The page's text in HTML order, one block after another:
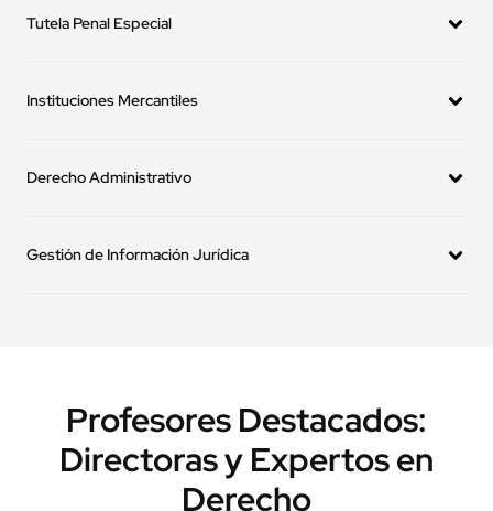
Teoría Economía Colombiana
Teoría y Mecanismos Constitucionales
Tutela Penal Especial
Instituciones Mercantiles
Gestión de Información Jurídica